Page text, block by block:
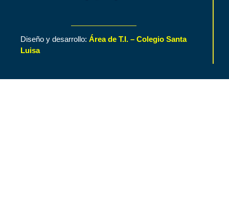
Diseño y desarrollo: Área de T.I. – Colegio Santa
Luisa